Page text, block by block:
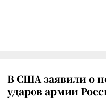
В США заявили о
ударов армии